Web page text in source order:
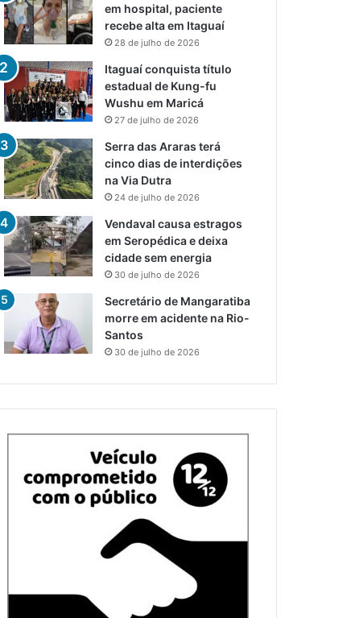
em hospital, paciente
recebe alta em Itaguaí
28 de julho de 2026
Itaguaí conquista título
estadual de Kung-fu
Wushu em Maricá
27 de julho de 2026
Serra das Araras terá
cinco dias de interdições
na Via Dutra
24 de julho de 2026
Vendaval causa estragos
em Seropédica e deixa
cidade sem energia
30 de julho de 2026
Secretário de Mangaratiba
morre em acidente na Rio-
Santos
30 de julho de 2026